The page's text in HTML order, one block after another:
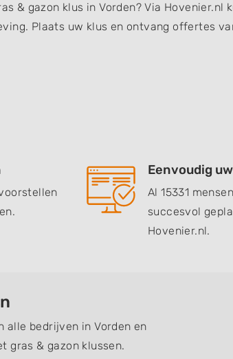
& gazon klus in Vorden? Via Hovenier.nl
Plaats uw klus en ontvang offertes
Eenvoudig
Al 15331
succesvol
Hovenier.nl.
alle bedrijven in Vorden en
gras & gazon klussen.